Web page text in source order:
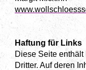
Haftung für Links
Diese Seite
Dritter. Auf deren